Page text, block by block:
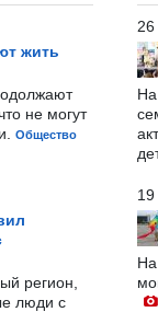
жить
не могут
Общество
регион,
люди с